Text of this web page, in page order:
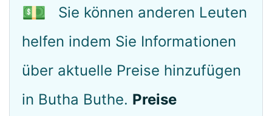
💵
Sie können anderen Leuten
helfen indem Sie Informationen
über aktuelle Preise hinzufügen
in Butha Buthe. Preise